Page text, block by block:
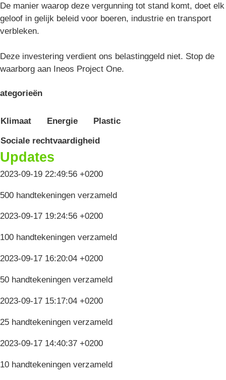
De manier waarop deze vergunning tot stand komt, doet elk
geloof in gelijk beleid voor boeren, industrie en transport
verbleken.
Deze investering verdient ons belastinggeld niet. Stop de
waarborg aan Ineos Project One.
Klimaat Energie Plastic
Sociale rechtvaardigheid
Updates
2023-09-19 22:49:56 +0200
500 handtekeningen verzameld
2023-09-17 19:24:56 +0200
100 handtekeningen verzameld
2023-09-17 16:20:04 +0200
50 handtekeningen verzameld
2023-09-17 15:17:04 +0200
25 handtekeningen verzameld
2023-09-17 14:40:37 +0200
10 handtekeningen verzameld